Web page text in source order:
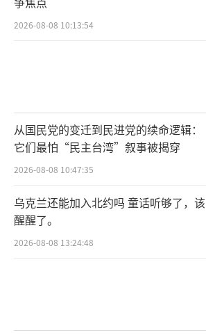
2026-08-08 10:13:54
从国民党的变迁到民进党的续命逻辑：
它们最怕“民主台湾”叙事被揭穿
2026-08-08 10:47:35
乌克兰还能加入北约吗 童话听够了，该
醒醒了。
2026-08-08 13:24:48